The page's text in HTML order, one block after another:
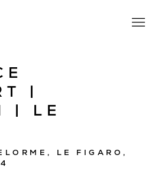
|
| LE
LE FIGARO,